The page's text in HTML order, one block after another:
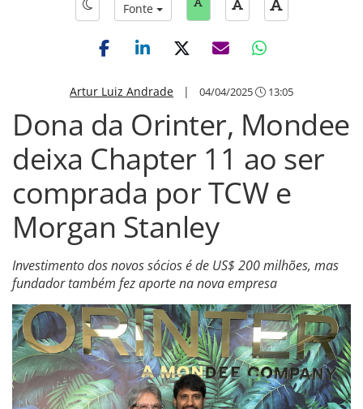
Fonte
Artur Luiz Andrade | 04/04/2025 13:05
Dona da Orinter, Mondee
deixa Chapter 11 ao ser
comprada por TCW e
Morgan Stanley
Investimento dos novos sócios é de US$ 200 milhões, mas
fundador também fez aporte na nova empresa